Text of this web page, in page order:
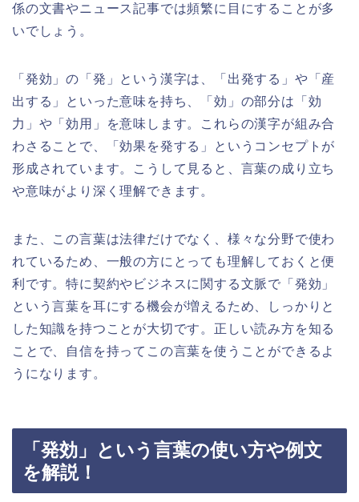
係の文書やニュース記事では頻繁に目にすることが多
いでしょう。
「発効」の「発」という漢字は、「出発する」や「産
出する」といった意味を持ち、「効」の部分は「効
力」や「効用」を意味します。これらの漢字が組み合
わさることで、「効果を発する」というコンセプトが
形成されています。こうして見ると、言葉の成り立ち
や意味がより深く理解できます。
また、この言葉は法律だけでなく、様々な分野で使わ
れているため、一般の方にとっても理解しておくと便
利です。特に契約やビジネスに関する文脈で「発効」
という言葉を耳にする機会が増えるため、しっかりと
した知識を持つことが大切です。正しい読み方を知る
ことで、自信を持ってこの言葉を使うことができるよ
うになります。
「発効」という言葉の使い方や例文
を解説！